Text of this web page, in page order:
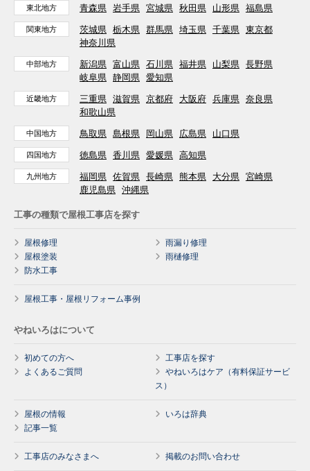
東北地方 青森県 岩手県 宮城県 秋田県 山形県 福島県
関東地方 茨城県 栃木県 群馬県 埼玉県 千葉県 東京都
神奈川県
中部地方 新潟県 富山県 石川県 福井県 山梨県 長野県
岐阜県 静岡県 愛知県
近畿地方 三重県 滋賀県 京都府 大阪府 兵庫県 奈良県
和歌山県
中国地方 鳥取県 島根県 岡山県 広島県 山口県
四国地方 徳島県 香川県 愛媛県 高知県
九州地方 福岡県 佐賀県 長崎県 熊本県 大分県 宮崎県
鹿児島県 沖縄県
工事の種類で屋根工事店を探す
屋根修理
雨漏り修理
屋根塗装
雨樋修理
防水工事
屋根工事・屋根リフォーム事例
やねいろはについて
初めての方へ
工事店を探す
よくあるご質問
やねいろはケア（有料保証サービ
ス）
屋根の情報
いろは辞典
記事一覧
工事店のみなさまへ 掲載のお問い合わせ